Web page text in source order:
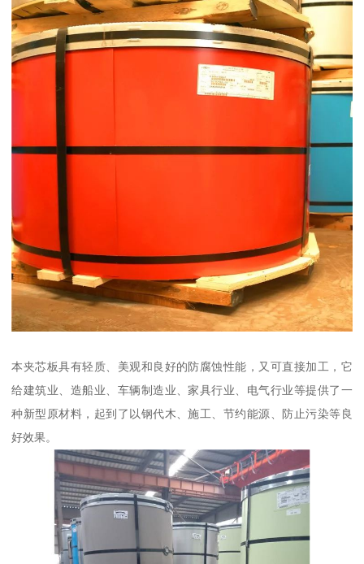
本夹芯板具有轻质、美观和良好的防腐蚀性能，又可直接加工，它
给建筑业、造船业、车辆制造业、家具行业、电气行业等提供了一
种新型原材料，起到了以钢代木、施工、节约能源、防止污染等良
好效果。